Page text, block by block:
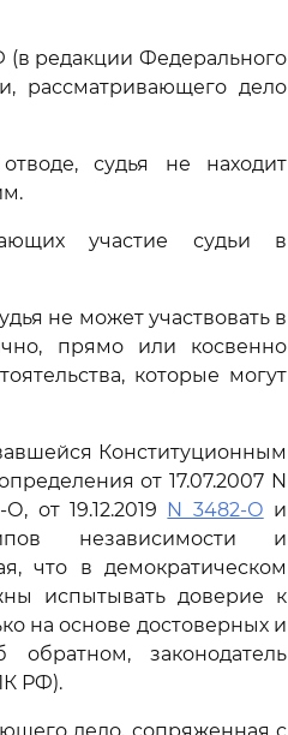
редакции Федерального
рассматривающего дело
судья не находит
участие судьи в
не может участвовать в
прямо или косвенно
которые могут
Конституционным
от 17.07.2007 N
от 19.12.2019 N 3482-О и
независимости и
что в демократическом
испытывать доверие к
на основе достоверных и
обратном, законодатель
РФ).